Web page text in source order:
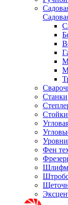
Станки
Стойки
Фен